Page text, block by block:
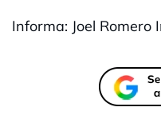
Informa: Joel